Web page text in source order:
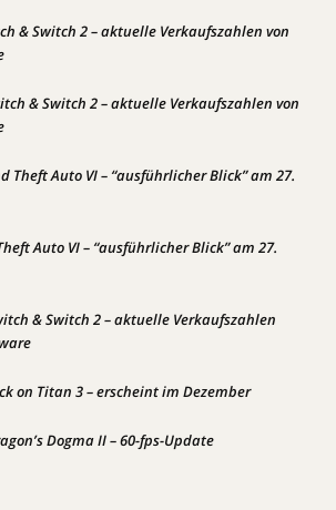
& Switch 2 – aktuelle Verkaufszahlen von
& Switch 2 – aktuelle Verkaufszahlen von
Theft Auto VI – “ausführlicher Blick” am 27.
Auto VI – “ausführlicher Blick” am 27.
& Switch 2 – aktuelle Verkaufszahlen
on Titan 3 – erscheint im Dezember
Dogma II – 60-fps-Update